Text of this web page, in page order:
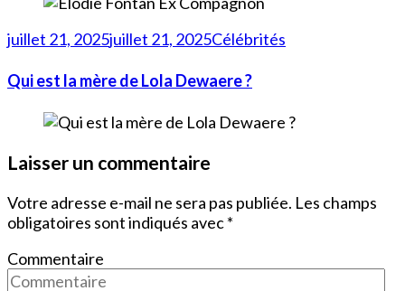
juillet 21, 2025juillet 21, 2025Célébrités
Qui est la mère de Lola Dewaere ?
Laisser un commentaire
Votre adresse e-mail ne sera pas publiée. Les champs
obligatoires sont indiqués avec*
Commentaire